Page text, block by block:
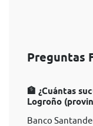
Preguntas
🏦 ¿Cuántas
Logroño
Banco